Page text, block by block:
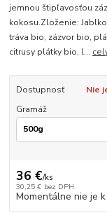
jemnou štipľavosťou
kokosu.Zloženie:
tráva bio, zázvor bio,
citrusy plátky bio, l...
Dostupnosť
Nie
Gramáž
36 €/ks
30,25 € bez DPH
Momentálne nie je